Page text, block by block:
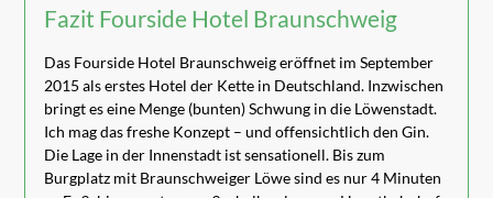
Fazit Fourside Hotel Braunschweig
Das Fourside Hotel Braunschweig eröffnet im September
2015 als erstes Hotel der Kette in Deutschland. Inzwischen
bringt es eine Menge (bunten) Schwung in die Löwenstadt.
Ich mag das freshe Konzept – und offensichtlich den Gin.
Die Lage in der Innenstadt ist sensationell. Bis zum
Burgplatz mit Braunschweiger Löwe sind es nur 4 Minuten